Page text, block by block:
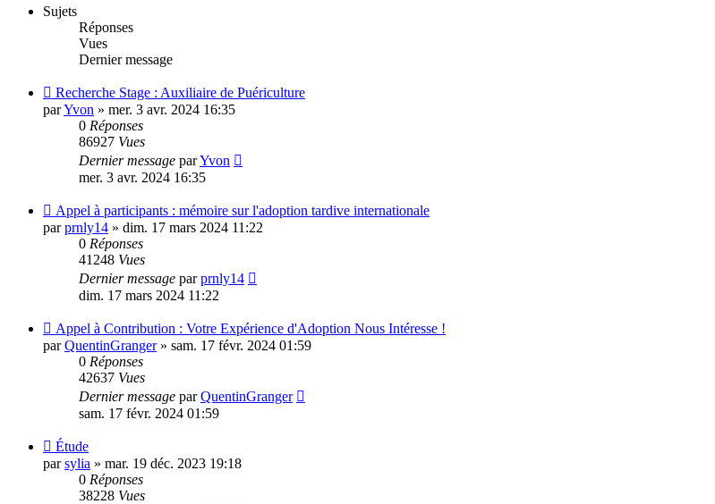
Sujets
Réponses
Vues
Dernier message
Recherche Stage : Auxiliaire de Puériculture
parYvon » mer. 3 avr. 2024 16:35
0 Réponses
86927 Vues
Dernier message parYvon
mer. 3 avr. 2024 16:35
Appel à participants : mémoire sur l'adoption tardive internationale
parprnly14 » dim. 17 mars 2024 11:22
0 Réponses
41248 Vues
Dernier message parprnly14
dim. 17 mars 2024 11:22
Appel à Contribution : Votre Expérience d'Adoption Nous Intéresse !
parQuentinGranger» sam. 17 févr. 2024 01:59
0 Réponses
42637 Vues
Dernier message parQuentinGranger
sam. 17 févr. 2024 01:59
Étude
parsylia » mar. 19 déc. 2023 19:18
0 Réponses
38228 Vues